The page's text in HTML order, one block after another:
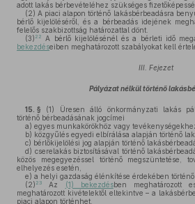
adott lakás bérbevételéhez szükséges
(2) A piaci alapon történő lakásbérbeadásra
bérlő kijelöléséről, és a bérbeadás idejének
felelős szakbizottság határozattal dönt.
(3) 22 A bérlő kijelölésénél és a bérleti idő
bekezdéseiben meghatározott szabályokat kell
III. Fejezet
Pályázat nélkül történő
15. § (1)
Üresen álló önkormányzati lakás
történő bérbeadásának jogcímei
a) egyes munkakörökhöz vagy
b) közgyűlés egyedi elbírálása alapján történő
c) bérlőkijelölési jog alapján történő
d) cserelakás biztosításával történő
közös megegyezéssel történő megszüntetése,
elhelyezés esetén,
e) a helyi gazdaság élénkítése érdekében történő
(2) 23 Az (1) bekezdésben meghatározott
meghatározott kivételektől eltekintve – a
piaci alapon történhet.